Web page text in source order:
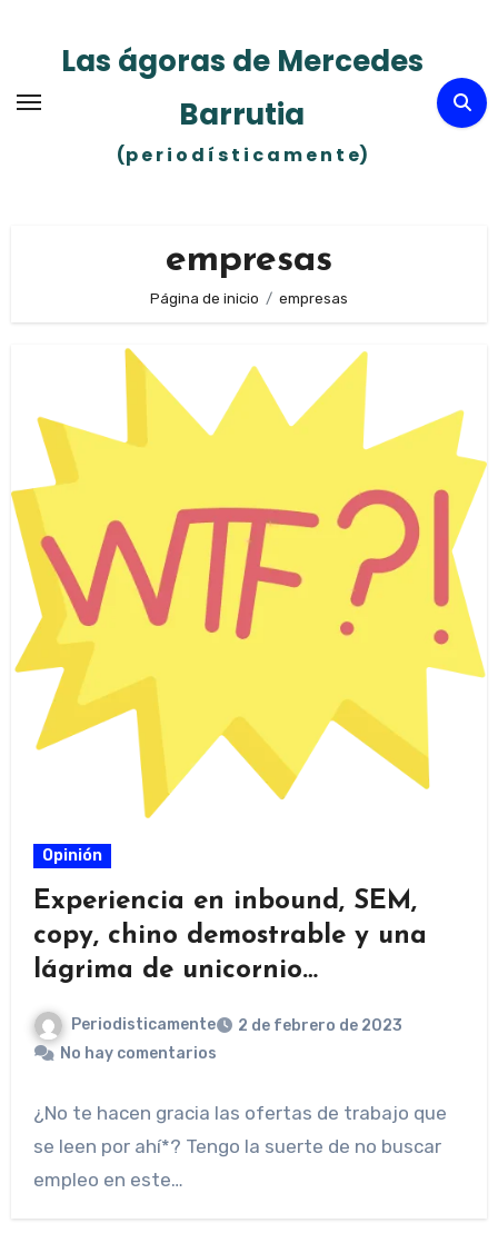
contenidoLas ágoras de Mercedes
Barrutia
(p e r i o d í s t i c a m e n t e)
empresas
Página de inicio empresas
Opinión
Experiencia en inbound, SEM,
copy, chino demostrable y una
lágrima de unicornio…
Periodisticamente
2 de febrero de 2023
No hay comentarios
¿No te hacen gracia las ofertas de trabajo que
se leen por ahí*? Tengo la suerte de no buscar
empleo en este…